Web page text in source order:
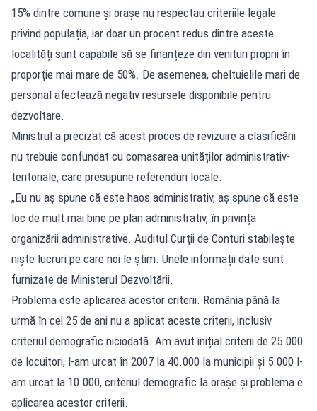
15% dintre comune și orașe nu respectau criteriile legale
privind populația, iar doar un procent redus dintre aceste
localități sunt capabile să se finanțeze din venituri proprii în
proporție mai mare de 50%. De asemenea, cheltuielile mari de
personal afectează negativ resursele disponibile pentru
dezvoltare.
Ministrul a precizat că acest proces de revizuire a clasificării
nu trebuie confundat cu comasarea unităților administrativ-
teritoriale, care presupune referenduri locale.
„Eu nu aș spune că este haos administrativ, aș spune că este
loc de mult mai bine pe plan administrativ, în privința
organizării administrative. Auditul Curții de Conturi stabilește
niște lucruri pe care noi le știm. Unele informații date sunt
furnizate de Ministerul Dezvoltării.
Problema este aplicarea acestor criterii. România până la
urmă în cei 25 de ani nu a aplicat aceste criterii, inclusiv
criteriul demografic niciodată. Am avut inițial criterii de 25.000
de locuitori, l-am urcat în 2007 la 40.000 la municipii și 5.000 l-
am urcat la 10.000, criteriul demografic la orașe și problema e
aplicarea acestor criterii.